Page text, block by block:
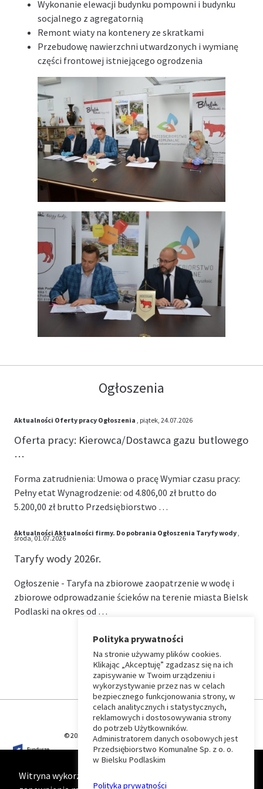
Wykonanie elewacji budynku pompowni i budynku
socjalnego z agregatornią
Remont wiaty na kontenery ze skratkami
Przebudowę nawierzchni utwardzonych i wymianę
części frontowej istniejącego ogrodzenia
Ogłoszenia
Aktualności Oferty pracy Ogłoszenia , piątek, 24.07.2026
Oferta pracy: Kierowca/Dostawca gazu butlowego
…
Forma zatrudnienia: Umowa o pracę Wymiar czasu pracy:
Pełny etat Wynagrodzenie: od 4.806,00 zł brutto do
5.200,00 zł brutto Przedsiębiorstwo …
Aktualności Aktualności firmy. Do pobrania Ogłoszenia Taryfy wody
środa, 01.07.2026
Taryfy wody 2026r.
Ogłoszenie - Taryfa na zbiorowe zaopatrzenie w wodę i
zbiorowe odprowadzanie ścieków na terenie miasta Bielsk
Podlaski na okres od …
⏶
Wróć
do
początku
strony
© 2026 T-Matic Grupa Computer Plus Sp. z o.o.
Witryna wykorzystuje ciasteczka (cookies) w celu
Polityka prywatności
Na stronie używamy plików cookies.
Klikając „Akceptuję” zgadzasz się na ich
zapisywanie w Twoim urządzeniu i
wykorzystywanie przez nas w celach
bezpiecznego funkcjonowania strony, w
celach analitycznych i statystycznych,
reklamowych i dostosowywania strony
do potrzeb Użytkowników.
Administratorem danych osobowych jest
Przedsiębiorstwo Komunalne Sp. z o. o.
w Bielsku Podlaskim
Polityka prywatności